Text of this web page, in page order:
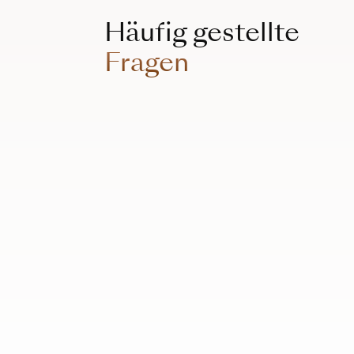
Häufig gestellte
Fragen